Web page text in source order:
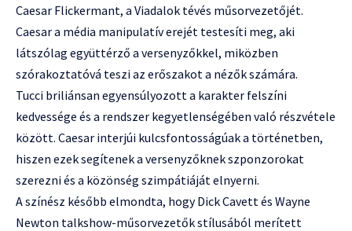
Caesar Flickermant, a Viadalok tévés műsorvezetőjét.
Caesar a média manipulatív erejét testesíti meg, aki
látszólag együttérző a versenyzőkkel, miközben
szórakoztatóvá teszi az erőszakot a nézők számára.
Tucci briliánsan egyensúlyozott a karakter felszíni
kedvessége és a rendszer kegyetlenségében való részvétele
között. Caesar interjúi kulcsfontosságúak a történetben,
hiszen ezek segítenek a versenyzőknek szponzorokat
szerezni és a közönség szimpátiáját elnyerni.
A színész később elmondta, hogy Dick Cavett és Wayne
Newton talkshow-műsorvezetők stílusából merített